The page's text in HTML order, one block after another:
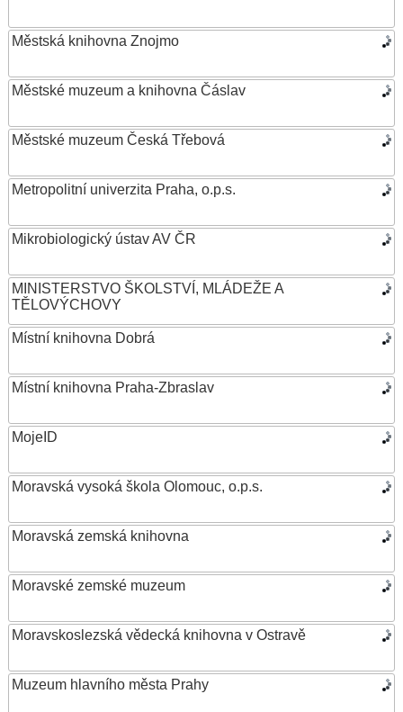
Městská knihovna Znojmo
Městské muzeum a knihovna Čáslav
Městské muzeum Česká Třebová
Metropolitní univerzita Praha, o.p.s.
Mikrobiologický ústav AV ČR
MINISTERSTVO ŠKOLSTVÍ, MLÁDEŽE A
TĚLOVÝCHOVY
Místní knihovna Dobrá
Místní knihovna Praha-Zbraslav
MojeID
Moravská vysoká škola Olomouc, o.p.s.
Moravská zemská knihovna
Moravské zemské muzeum
Moravskoslezská vědecká knihovna v Ostravě
Muzeum hlavního města Prahy